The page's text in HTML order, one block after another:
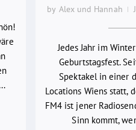
by Alex und Hannah
Jedes Jahr im
Geburtstagsfest.
Spektakel in einer
Locations Wiens statt,
FM4 ist jener
Sinn kommt,